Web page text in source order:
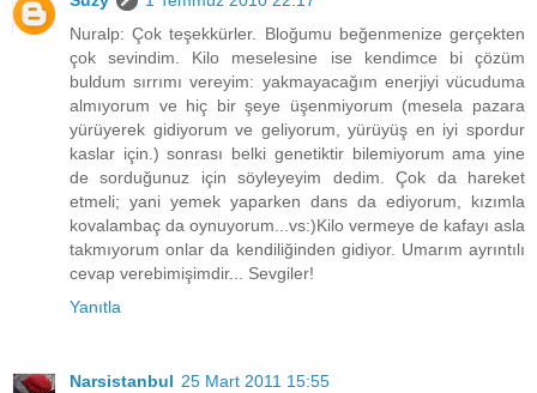
Nuralp: Çok teşekkürler. Bloğumu beğenmenize gerçekten
çok sevindim. Kilo meselesine ise kendimce bi çözüm
buldum sırrımı vereyim: yakmayacağım enerjiyi vücuduma
almıyorum ve hiç bir şeye üşenmiyorum (mesela pazara
yürüyerek gidiyorum ve geliyorum, yürüyüş en iyi spordur
kaslar için.) sonrası belki genetiktir bilemiyorum ama yine
de sorduğunuz için söyleyeyim dedim. Çok da hareket
etmeli; yani yemek yaparken dans da ediyorum, kızımla
kovalambaç da oynuyorum...vs:)Kilo vermeye de kafayı asla
takmıyorum onlar da kendiliğinden gidiyor. Umarım ayrıntılı
cevap verebimişimdir... Sevgiler!
Yanıtla
Narsistanbul 25 Mart 2011 15:55